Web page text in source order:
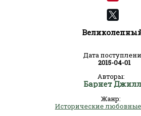
Дата
2015-04-01
Авторы:
Барнет Джилл
Жанр:
Исторические